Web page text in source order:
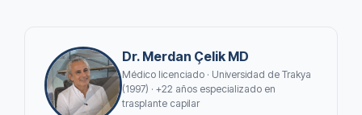
Dr. Merdan Çelik MD
Médico licenciado · Universidad de Trakya
(1997) · +22 años especializado en
trasplante capilar